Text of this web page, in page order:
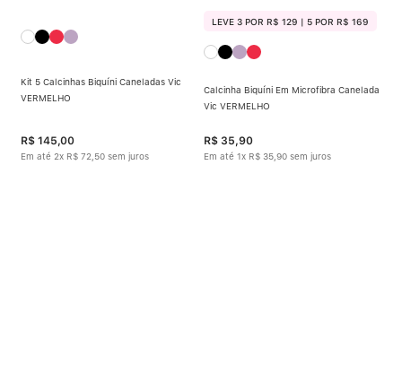
Kit 5 Calcinhas Biquíni Caneladas Vic
VERMELHO
R$ 145,00
Em até 2x R$ 72 50 sem juros
LEVE 3 POR R$ 129 | 5 POR R$ 169
Calcinha Biquíni Em Microfibra Canelada
Vic VERMELHO
R$ 35,90
Em até 1x R$ 35 90 sem juros